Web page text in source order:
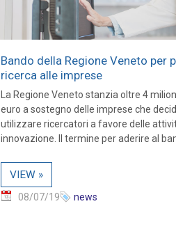
Bando della Regione Veneto per
ricerca alle imprese
La Regione Veneto stanzia oltre 4
euro a sostegno delle imprese che
utilizzare ricercatori a favore delle
innovazione. Il termine per aderire al
VIEW »
08/07/19 news